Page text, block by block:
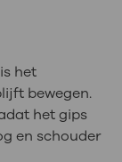
het
bewegen.
het gips
en schouder